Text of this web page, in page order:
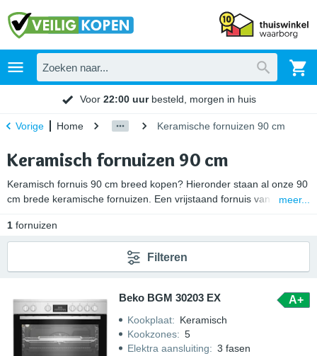
Voor 22:00 uurbesteld, morgen in huis
Vorige Home Keramische fornuizen 90 cm
Keramisch fornuizen 90 cm
Keramisch fornuis 90 cm breed kopen? Hieronder staan al onze 90
cm brede keramische fornuizen. Een vrijstaand fornuis van 90
Daarom bieden zowel de oven als de inductie kookplaat meer
ruimte om te koken, bakken en braden. Zo beschikt het
kookoppervlakte over 4 tot 6 kookzones. Ook kan een keramisch
fornuis van dit formaat over 2 ovens of zelfs 3 ovens beschikken.
krachtstroom. Hiervoor heb je een Perilex stopcontact nodig.
meer...
1 fornuizen
Filteren
Beko BGM 30203 EX A+
Kookplaat: Keramisch
Kookzones: 5
Elektra aansluiting: 3 fasen